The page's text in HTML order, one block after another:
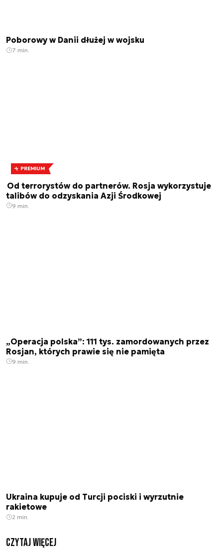
Poborowy w Danii dłużej w wojsku
7 min.
PREMIUM
Od terrorystów do partnerów. Rosja wykorzystuje
talibów do odzyskania Azji Środkowej
9 min.
„Operacja polska”: 111 tys. zamordowanych przez
Rosjan, których prawie się nie pamięta
9 min.
Ukraina kupuje od Turcji pociski i wyrzutnie
rakietowe
2 min.
czytaj więcej